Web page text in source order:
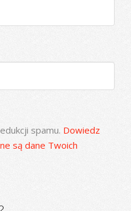
spamu. Dowiedz
są dane Twoich